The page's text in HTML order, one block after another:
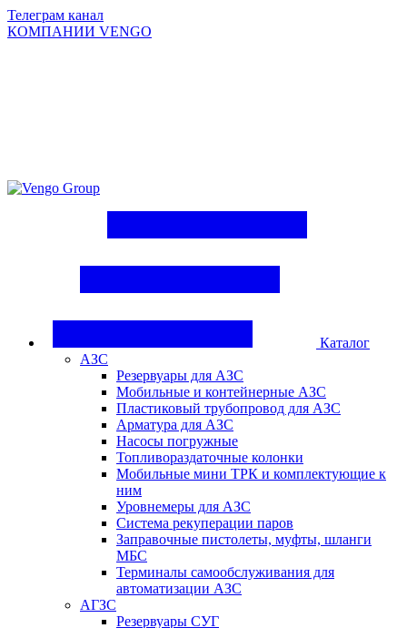
Телеграм канал
КОМПАНИИ VENGO
Group
Каталог
АЗС
Резервуары для АЗС
Мобильные и контейнерные АЗС
Пластиковый трубопровод для АЗС
Арматура для АЗС
Насосы погружные
Топливораздаточные колонки
Мобильные мини ТРК и комплектующие к
ним
Уровнемеры для АЗС
Система рекуперации паров
Заправочные пистолеты, муфты, шланги
МБС
Терминалы самообслуживания для
автоматизации АЗС
АГЗС
Резервуары СУГ